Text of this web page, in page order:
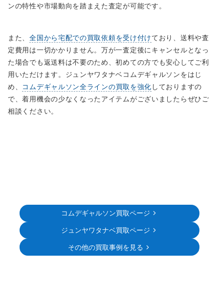
ンの特性や市場動向を踏まえた査定が可能です。
また、全国から宅配での買取依頼を受け付けており、送料や査
定費用は一切かかりません。万が一査定後にキャンセルとなっ
た場合でも返送料は不要のため、初めての方でも安心してご利
用いただけます。ジュンヤワタナベコムデギャルソンをはじ
め、 コムデギャルソン全ラインの買取を強化 しておりますの
で、着用機会の少なくなったアイテムがございましたらぜひご
相談ください。
コムデギャルソン買取ページ
ジュンヤワタナベ買取ページ
その他の買取事例を見る